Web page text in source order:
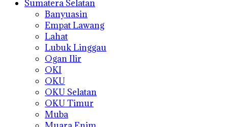
Sumatera Selatan
Banyuasin
Empat Lawang
Lahat
Lubuk Linggau
Ogan Ilir
OKI
OKU
OKU Selatan
OKU Timur
Muba